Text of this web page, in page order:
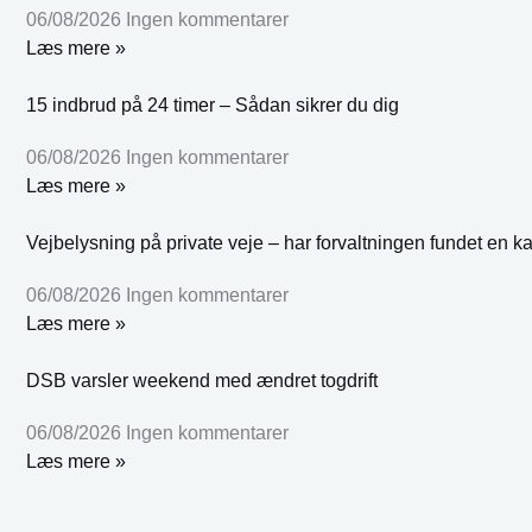
06/08/2026 Ingen kommentarer
Læs mere »
15 indbrud på 24 timer – Sådan sikrer du dig
06/08/2026 Ingen kommentarer
Læs mere »
Vejbelysning på private veje – har forvaltningen fundet en
06/08/2026 Ingen kommentarer
Læs mere »
DSB varsler weekend med ændret togdrift
06/08/2026 Ingen kommentarer
Læs mere »